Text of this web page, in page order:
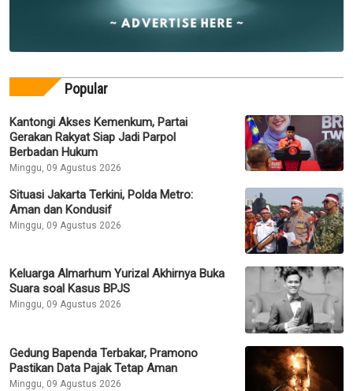
Popular
Kantongi Akses Kemenkum, Partai
Gerakan Rakyat Siap Jadi Parpol
Berbadan Hukum
Minggu, 09 Agustus 2026
Situasi Jakarta Terkini, Polda Metro:
Aman dan Kondusif
Minggu, 09 Agustus 2026
Keluarga Almarhum Yurizal Akhirnya Buka
Suara soal Kasus BPJS
Minggu, 09 Agustus 2026
Gedung Bapenda Terbakar, Pramono
Pastikan Data Pajak Tetap Aman
Minggu, 09 Agustus 2026